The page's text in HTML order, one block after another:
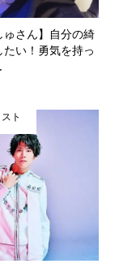
ゅさん】自分の綺
たい！勇気を持っ
ト